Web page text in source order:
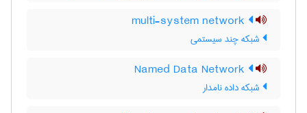
شبکه چند سیستمی
شبکه داده نامدار